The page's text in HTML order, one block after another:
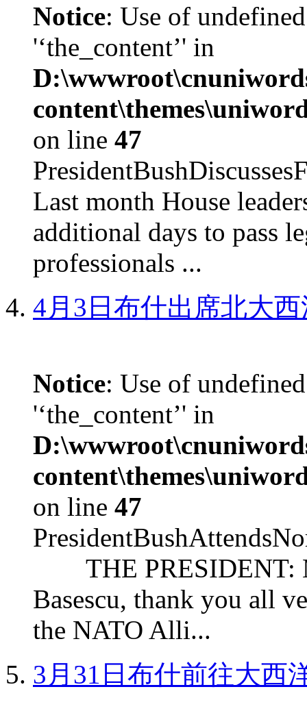
Notice: Use of
'‘the_content’' in
on line 47
Last month House
additional days to pass
professionals ...
4月3日布什出席北大
Notice: Use of
'‘the_content’' in
on line 47
THE PRESIDENT:
Basescu, thank you all
the NATO Alli...
3月31日布什前往大西